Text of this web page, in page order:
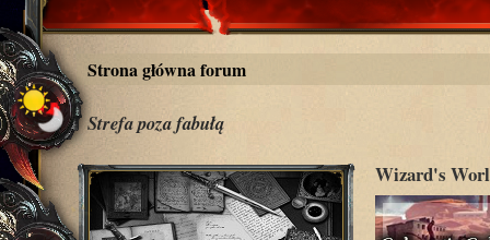
Strona główna forum
Strefa poza fabułą
Wizard's